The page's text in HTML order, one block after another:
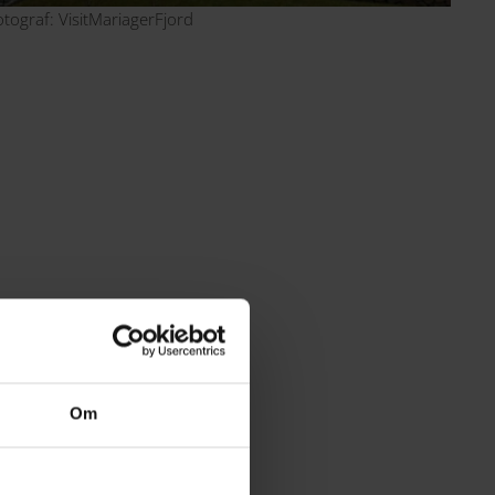
Om
VisitMariagerFjord